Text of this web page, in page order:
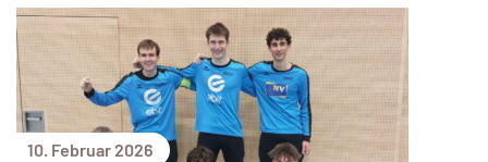
10. Februar 2026